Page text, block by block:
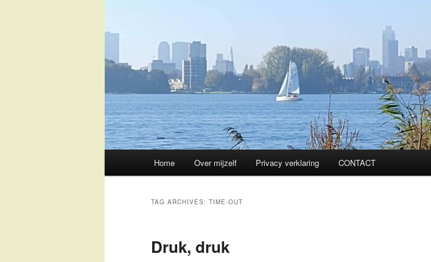
Skip
content
Skip
content
Home Over mijzelf Privacy verklaring CONTACT
TAG ARCHIVES: TIME-OUT
Druk, druk